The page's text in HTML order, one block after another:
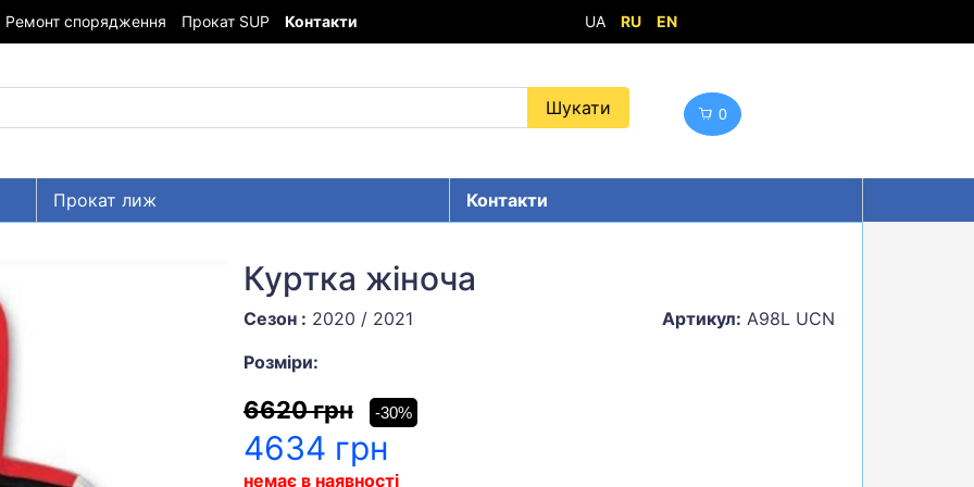
Ремонт спорядження Прокат SUP Контакти UA RU EN
0
Прокат лиж
Контакти
Куртка жіноча
Сезон : 2020 / 2021 Артикул: A98L UCN
Розміри:
6620 грн -30%
4634 грн
немає в наявності